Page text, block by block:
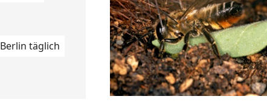
Berlin täglich